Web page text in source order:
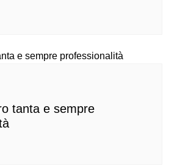
tanta e sempre